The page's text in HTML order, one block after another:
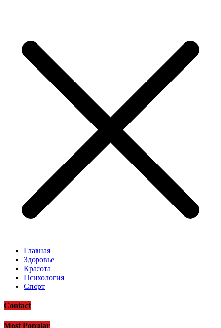
Главная
Здоровье
Красота
Психология
Спорт
Contact
Most Popular